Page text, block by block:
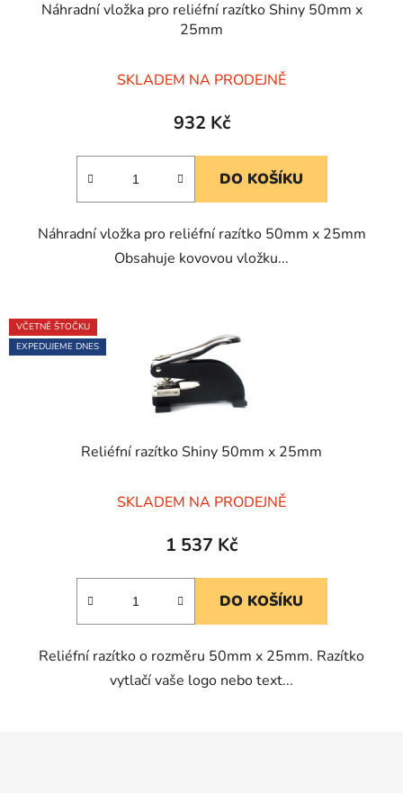
Náhradní vložka pro reliéfní razítko Shiny 50mm x
25mm
hodnocení
produktu
5,0
hvězdiček.
SKLADEM NA PRODEJNĚ
932 Kč
DO KOŠÍKU
Náhradní vložka pro reliéfní razítko 50mm x 25mm
Obsahuje kovovou vložku...
VČETNĚ ŠTOČKU
EXPEDUJEME DNES
Reliéfní razítko Shiny 50mm x 25mm
hodnocení
produktu
5,0
hvězdiček.
SKLADEM NA PRODEJNĚ
1 537 Kč
DO KOŠÍKU
Reliéfní razítko o rozměru 50mm x 25mm. Razítko
vytlačí vaše logo nebo text...